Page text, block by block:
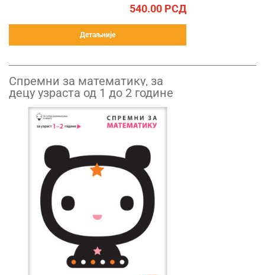
540.00 РСД
Детаљније
Спремни за математику, за
децу узраста од 1 до 2 године